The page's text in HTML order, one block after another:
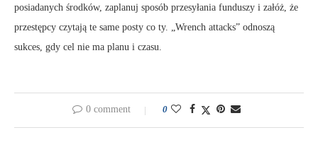
posiadanych środków, zaplanuj sposób przesyłania funduszy i załóż, że
przestępcy czytają te same posty co ty. „Wrench attacks” odnoszą
sukces, gdy cel nie ma planu i czasu.
0 comment 0